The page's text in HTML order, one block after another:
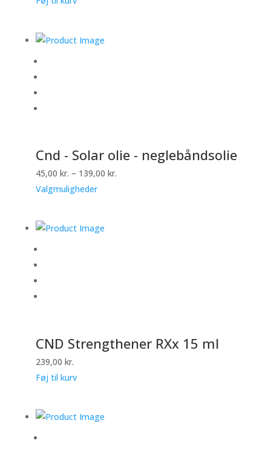
Cnd - Solar olie - neglebåndsolie
45,00 kr. – 139,00 kr.
Valgmuligheder
CND Strengthener RXx 15 ml
239,00 kr.
Føj til kurv